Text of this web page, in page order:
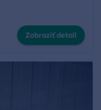
Zobraziť detail